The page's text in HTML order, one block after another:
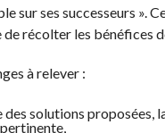
sur ses successeurs ».
récolter les bénéfices
à relever :
des solutions